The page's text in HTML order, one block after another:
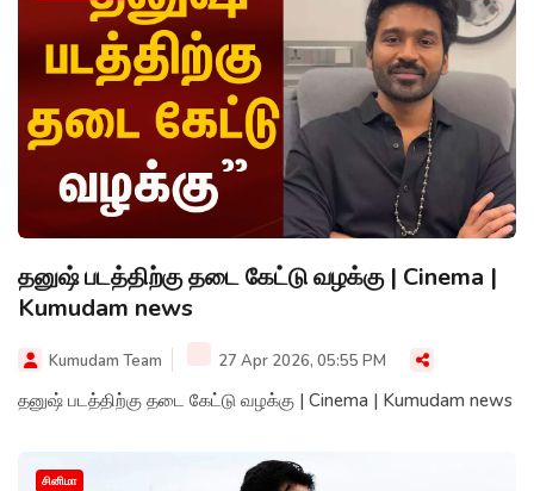
தனுஷ் படத்திற்கு தடை கேட்டு வழக்கு | Cinema |
Kumudam news
Kumudam Team 27 Apr 2026, 05:55 PM
தனுஷ் படத்திற்கு தடை கேட்டு வழக்கு | Cinema | Kumudam news
சினிமா